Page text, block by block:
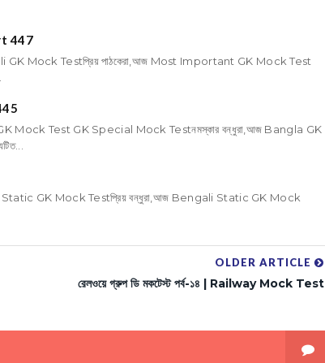
447
Mock Testপ্রিয় পাঠকেরা,আজ Most Important GK Mock Test
Test GK Special Mock Testনমস্কার বন্ধুরা,আজ Bangla GK
GK Mock Testপ্রিয় বন্ধুরা,আজ Bengali Static GK Mock
OLDER ARTICLE
রেলওয়ে গ্রুপ ডি মকটেস্ট পর্ব-১৪ | Railway Mock Test